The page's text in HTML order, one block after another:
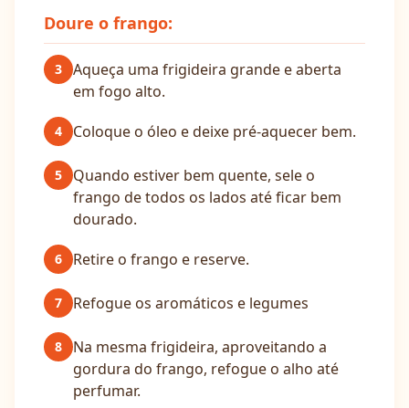
Doure o frango:
3
Aqueça uma frigideira grande e aberta
em fogo alto.
4 Coloque o óleo e deixe pré-aquecer bem.
5
Quando estiver bem quente, sele o
frango de todos os lados até ficar bem
dourado.
6 Retire o frango e reserve.
7 Refogue os aromáticos e legumes
8
Na mesma frigideira, aproveitando a
gordura do frango, refogue o alho até
perfumar.